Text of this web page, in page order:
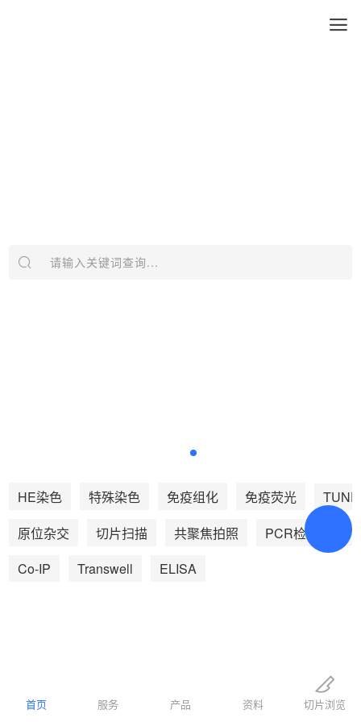
请输入关键词查询...
HE染色 特殊染色 免疫组化 免疫荧光
原位杂交
切片扫描 共聚焦拍照 PCR检测
Co-IP
Transwell ELISA
服务超21万医学研究者，110家医
首页 服务 产品 资料 切片浏览